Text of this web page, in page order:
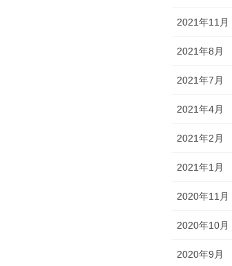
2021年11月
2021年8月
2021年7月
2021年4月
2021年2月
2021年1月
2020年11月
2020年10月
2020年9月